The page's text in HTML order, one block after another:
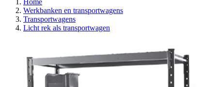
Home
Werkbanken en transportwagens
Transportwagens
Licht rek als transportwagen